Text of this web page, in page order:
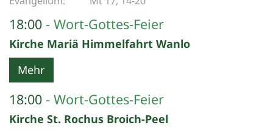
18:00 Wort-Gottes-Feier
Kirche Mariä Himmelfahrt Wanlo
Mehr
18:00 Wort-Gottes-Feier
Kirche St. Rochus Broich-Peel